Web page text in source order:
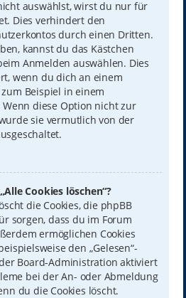
auswählst, wirst du nur für
Dies verhindert den
durch einen Dritten.
kannst du das Kästchen
Anmelden auswählen. Dies
wenn du dich an einem
Beispiel in einem
diese Option nicht zur
sie vermutlich von der
Cookies löschen“?
die Cookies, die phpBB
sorgen, dass du im Forum
ermöglichen Cookies
den „Gelesen“-
Board-Administration aktiviert
bei der An- oder Abmeldung
du die Cookies löscht.